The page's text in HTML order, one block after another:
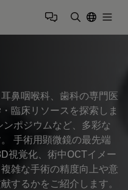
鼻咽喉科、歯科の専門医
臨床リソースを探索しま
ポジウムなど、多彩な
手術用顕微鏡の最先端
視覚化、術中OCTイメー
雑な手術の精度向上や意
するかをご紹介します。